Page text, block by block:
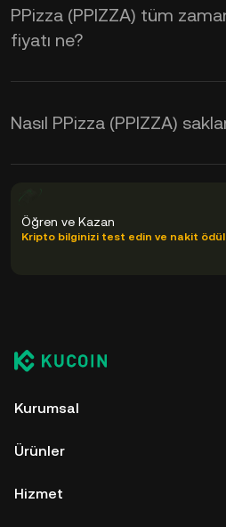
PPizza (PPIZZA) tüm
fiyatı ne?
Nasıl PPizza (PPIZZA)
Öğren ve Kazan
Kripto bilginizi test edin ve nakit
Kurumsal
Ürünler
Hizmet